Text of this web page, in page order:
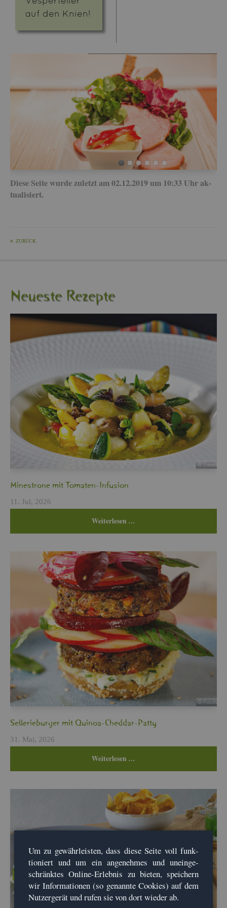
auf den Knien!
Diese Seite wurde zu­letzt am 02.12.2019 um 10:33 Uhr ak­
tua­li­siert.
ZU­RÜCK
Neu­es­te Re­zep­te
Min­es­tro­ne mit To­ma­ten-In­fu­si­on
11. Jul, 2026
Wei­ter­le­sen …
Sel­le­rie­bur­ger mit Qui­noa-Ched­dar-Patty
31. Mai, 2026
Wei­ter­le­sen …
Um zu ge­währ­leis­ten, dass diese Seite voll funk­
tio­niert und um ein an­ge­neh­mes und un­ein­ge­
schränk­tes On­line-Er­leb­nis zu bie­ten, spei­chern
wir In­for­ma­tio­nen (so ge­nann­te Coo­kies) auf dem
Nut­zer­ge­rät und rufen sie von dort wie­der ab.